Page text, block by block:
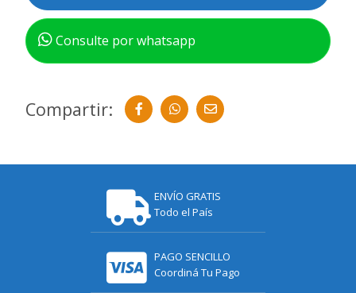
Consulte por whatsapp
Compartir:
ENVÍO GRATIS
Todo el País
PAGO SENCILLO
Coordiná Tu Pago